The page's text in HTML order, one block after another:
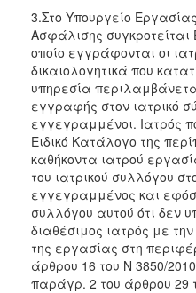
3.Στο Υπουργείο
Ασφάλισης συγκροτείται
οποίο εγγράφονται οι
δικαιολογητικά που
υπηρεσία
εγγραφής στον ιατρικό
εγγεγραμμένοι. Ιατρός
Ειδικό Κατάλογο της
καθήκοντα ιατρού
του ιατρικού συλλόγου
εγγεγραμμένος και
συλλόγου αυτού ότι δεν
διαθέσιμος ιατρός με την
της εργασίας στη
άρθρου 16 του Ν 3850/
παράγρ. 2 του άρθρου 29